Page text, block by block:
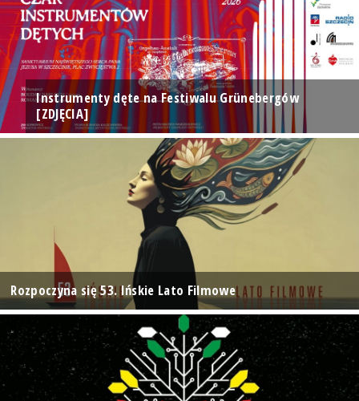
Instrumenty dęte na Festiwalu Grünebergów
[ZDJĘCIA]
Rozpoczyna się 53. Ińskie Lato Filmowe